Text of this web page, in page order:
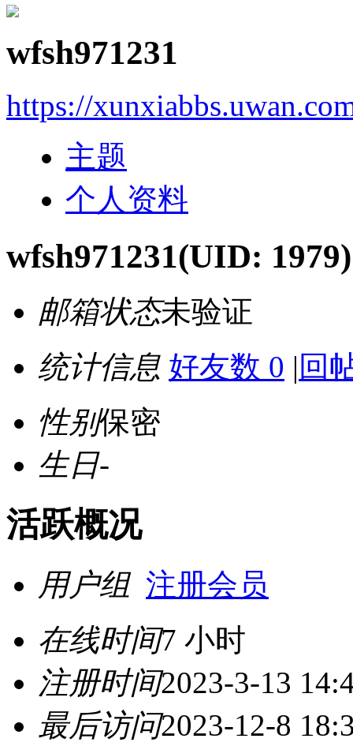
wfsh971231
https://
主题
个人资料
wfsh971231(UID: 1979)
邮箱状态未验证
统计信息 好友数 0 | 回
性别保密
生日-
活跃概况
用户组 注册会员
在线时间7 小时
注册时间2023-3-13
最后访问2023-12-8